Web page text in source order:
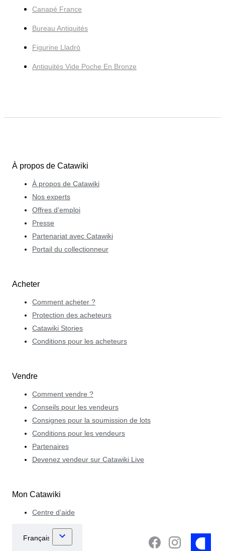
Canapé France
Bureau Antiquités
Figurine Lladró
Antiquités Vide Poche En Bronze
À propos de Catawiki
À propos de Catawiki
Nos experts
Offres d'emploi
Presse
Partenariat avec Catawiki
Portail du collectionneur
Acheter
Comment acheter ?
Protection des acheteurs
Catawiki Stories
Conditions pour les acheteurs
Vendre
Comment vendre ?
Conseils pour les vendeurs
Consignes pour la soumission de lots
Conditions pour les vendeurs
Partenaires
Devenez vendeur sur Catawiki Live
Mon Catawiki
Centre d’aide